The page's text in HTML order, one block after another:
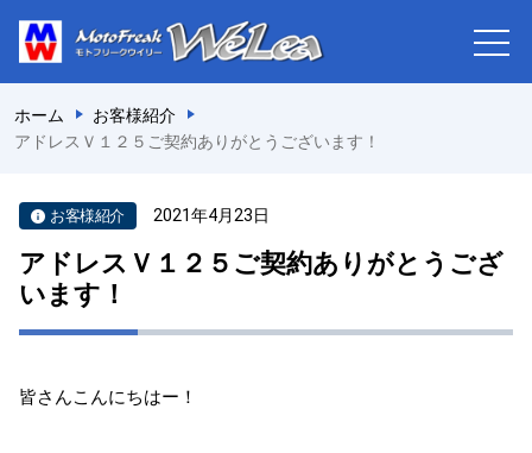
ホーム
お客様紹介
アドレスＶ１２５ご契約ありがとうございます！
お客様紹介 2021年4月23日
アドレスＶ１２５ご契約ありがとうござ
います！
皆さんこんにちはー！